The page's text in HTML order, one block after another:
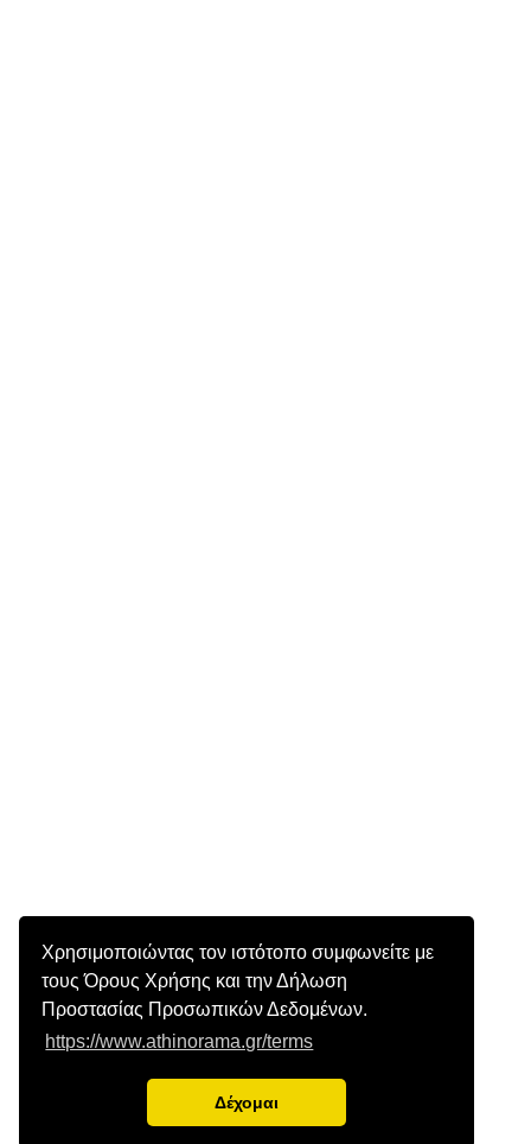
Χρησιμοποιώντας τον ιστότοπο συμφωνείτε με
τους Όρους Χρήσης και την Δήλωση
Προστασίας Προσωπικών Δεδομένων.
https://www.athinorama.gr/terms
Δέχομαι